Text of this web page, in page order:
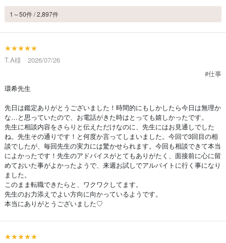
1～50件 / 2,897件
★★★★★
T.A様 2026/07/26
#仕事
環希先生
先日は鑑定ありがとうございました！時間的にもしかしたら今日は無理か
な…と思っていたので、お電話がきた時はとっても嬉しかったです。
先生に相談内容をさらりと伝えただけなのに、先生にはお見通しでした
ね。先生その通りです！と何度か言ってしまいました。今回で3回目の相
談でしたが、毎回先生の実力には驚かせられます。今回も相談できて本当
によかったです！先生のアドバイスがとてもありがたく、面接前に心に留
めておいた事がよかったようで、来週お試しでアルバイトに行く事になり
ました。
このまま転職できたらと、ワクワクしてます。
先生のお力添えでよい方向に向かっているようです。
本当にありがとうございました♡
★★★★★